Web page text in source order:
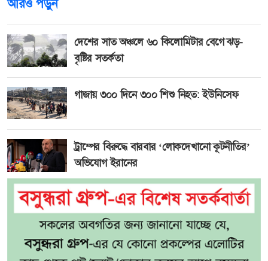
আরও পড়ুন
দেশের সাত অঞ্চলে ৬০ কিলোমিটার বেগে ঝড়-
বৃষ্টির সতর্কতা
গাজায় ৩০০ দিনে ৩০০ শিশু নিহত: ইউনিসেফ
ট্রাম্পের বিরুদ্ধে বারবার ‘লোকদেখানো কূটনীতির’
অভিযোগ ইরানের